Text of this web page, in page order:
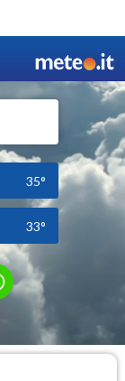
35°
33°